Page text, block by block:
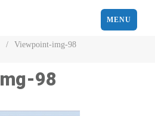
MENU
/ Viewpoint-img-98
98